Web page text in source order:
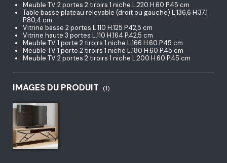
Meuble TV 2 portes 2 tiroirs 1 niche L.220 H.60 P.45 cm
Table basse plateau relevable (droit ou gauche) L.136,6 H.37,1
P.80,4 cm
Vitrine basse 2 portes L.110 H.125 P.42,5 cm
Vitrine haute 3 portes L.110 H.164 P.42,5 cm
Meuble TV 1 porte 2 tiroirs 1 niche L.166 H.60 P.45 cm
Meuble TV 1 porte 2 tiroirs 1 niche L.180 H.60 P.45 cm
Meuble TV 2 portes 2 tiroirs 1 niche L.200 H.60 P.45 cm
IMAGES DU PRODUIT (1)